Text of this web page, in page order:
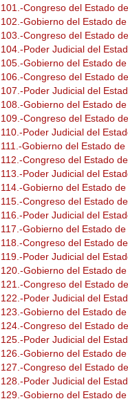
101.-Congreso del Estado
102.-Gobierno del Estado
103.-Congreso del Estado
104.-Poder Judicial del
105.-Gobierno del Estado
106.-Congreso del Estado
107.-Poder Judicial del
108.-Gobierno del Estado
109.-Congreso del Estado
110.-Poder Judicial del
111.-Gobierno del Estado
112.-Congreso del Estado
113.-Poder Judicial del
114.-Gobierno del Estado de
115.-Congreso del Estado
116.-Poder Judicial del
117.-Gobierno del Estado de
118.-Congreso del Estado
119.-Poder Judicial del
120.-Gobierno del Estado
121.-Congreso del Estado
122.-Poder Judicial del
123.-Gobierno del Estado
124.-Congreso del Estado
125.-Poder Judicial del
126.-Gobierno del Estado
127.-Congreso del Estado
128.-Poder Judicial del
129.-Gobierno del Estado